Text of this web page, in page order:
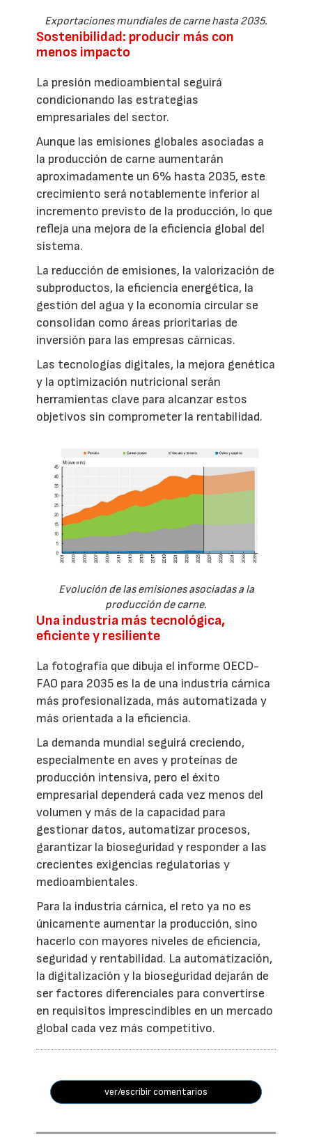
Exportaciones mundiales de carne hasta 2035.
Sostenibilidad: producir más con
menos impacto
La presión medioambiental seguirá
condicionando las estrategias
empresariales del sector.
Aunque las emisiones globales asociadas a
la producción de carne aumentarán
aproximadamente un 6% hasta 2035, este
crecimiento será notablemente inferior al
incremento previsto de la producción, lo que
refleja una mejora de la eficiencia global del
sistema.
La reducción de emisiones, la valorización de
subproductos, la eficiencia energética, la
gestión del agua y la economía circular se
consolidan como áreas prioritarias de
inversión para las empresas cárnicas.
Las tecnologías digitales, la mejora genética
y la optimización nutricional serán
herramientas clave para alcanzar estos
objetivos sin comprometer la rentabilidad.
Evolución de las emisiones asociadas a la
producción de carne.
Una industria más tecnológica,
eficiente y resiliente
La fotografía que dibuja el informe OECD-
FAO para 2035 es la de una industria cárnica
más profesionalizada, más automatizada y
más orientada a la eficiencia.
La demanda mundial seguirá creciendo,
especialmente en aves y proteínas de
producción intensiva, pero el éxito
empresarial dependerá cada vez menos del
volumen y más de la capacidad para
gestionar datos, automatizar procesos,
garantizar la bioseguridad y responder a las
crecientes exigencias regulatorias y
medioambientales.
Para la industria cárnica, el reto ya no es
únicamente aumentar la producción, sino
hacerlo con mayores niveles de eficiencia,
seguridad y rentabilidad. La automatización,
la digitalización y la bioseguridad dejarán de
ser factores diferenciales para convertirse
en requisitos imprescindibles en un mercado
global cada vez más competitivo.
ver/escribir comentarios